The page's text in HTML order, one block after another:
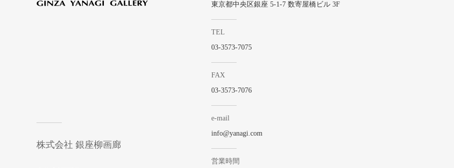
株式会社 銀座柳画廊
東京都中央区銀座 5-1-7 数寄屋橋ビル 3F
TEL
03-3573-7075
FAX
03-3573-7076
e-mail
info@yanagi.com
営業時間